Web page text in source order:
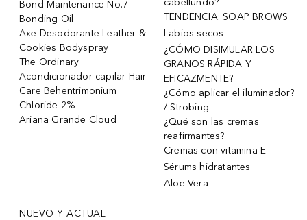
Bond Maintenance No.7
Bonding Oil
Axe Desodorante Leather &
Cookies Bodyspray
The Ordinary
Acondicionador capilar Hair
Care Behentrimonium
Chloride 2%
Ariana Grande Cloud
cabellundo?
TENDENCIA: SOAP BROWS
Labios secos
¿CÓMO DISIMULAR LOS
GRANOS RÁPIDA Y
EFICAZMENTE?
¿Cómo aplicar el iluminador?
/ Strobing
¿Qué son las cremas
reafirmantes?
Cremas con vitamina E
Sérums hidratantes
Aloe Vera
NUEVO Y ACTUAL